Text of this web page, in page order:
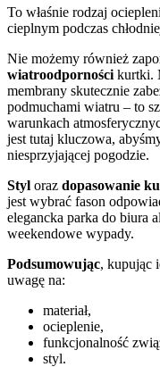
To właśnie rodzaj
cieplnym podczas
Nie możemy również
wiatroodporności kurtki.
membrany skutecznie
podmuchami wiatru – to
warunkach
jest tutaj kluczowa,
niesprzyjającej pogodzie.
Styl oraz dopasowanie
jest wybrać fason
elegancka parka do biura
weekendowe wypady.
Podsumowując, kupując
uwagę na:
materiał,
ocieplenie,
funkcjonalność
styl.